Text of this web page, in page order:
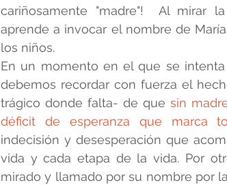
cariñosamente "madre"!  Al mirar
aprende a invocar el nombre de
los niños.
En un momento en el que se
debemos recordar con fuerza el
trágico donde falta- de que sin
déficit de esperanza que marca
indecisión y desesperación que
vida y cada etapa de la vida. Por
mirado y llamado por su nombre por